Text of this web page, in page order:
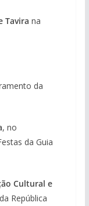
Tavira na
da
, no
da Guia
Cultural e
República